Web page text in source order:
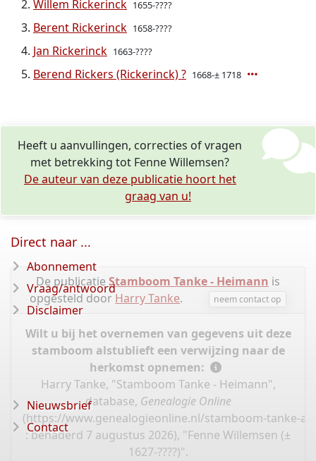
Willem Rickerinck 1655-????
Berent Rickerinck 1658-????
Jan Rickerinck 1663-????
Berend Rickers (Rickerinck) ? 1668-± 1718
Heeft u aanvullingen, correcties of vragen
met betrekking tot Fenne Willemsen?
De auteur van deze publicatie hoort het
graag van u!
De publicatie Stamboom Tanke - Heimann is
opgesteld door Harry Tanke. neem contact op
Wilt u bij het overnemen van gegevens uit deze
stamboom alstublieft een verwijzing naar de
herkomst opnemen:
Harry Tanke, "Stamboom Tanke - Heimann",
database, Genealogie Online
(https://www.genealogieonline.nl/stamboom-tanke-
: benaderd 7 augustus 2026), "Fenne Willemsen (±
1627-????)".
Direct naar ...
Abonnement
Vraag/antwoord
Disclaimer
Nieuwsbrief
Contact